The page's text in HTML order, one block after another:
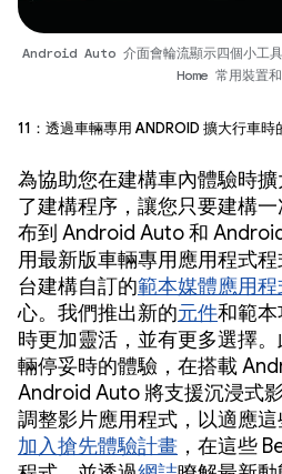
Android Auto 介面會輪流顯示四個小工
Home 常用裝置和
11：透過車輛專用 Android 擴大行車時
為協助您在建構車內體驗時
了建構程序，讓您只要建構
布到 Android Auto 和
用最新版車輛專用應用程式
台建構自訂的範本媒體應用程
心。我們推出新的元件和範
時更加靈活，並有更多選擇
輛停妥時的體驗，在搭載
Android Auto 將支援沉浸式
調整影片應用程式，以適應這
加入搶先體驗計畫 ，在這些